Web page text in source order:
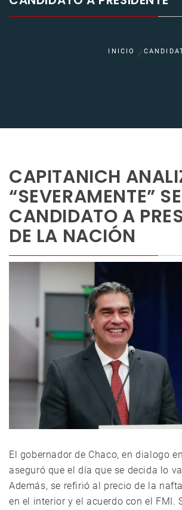
INICIO
CAPITANICH
“SEVERAMENTE”
CANDIDATO A
DE LA NACIÓN
El gobernador de Chaco, en dialogo
aseguró que el día que se decida lo
Además, se refirió al precio de la
en el interior y el acuerdo con el FMI.